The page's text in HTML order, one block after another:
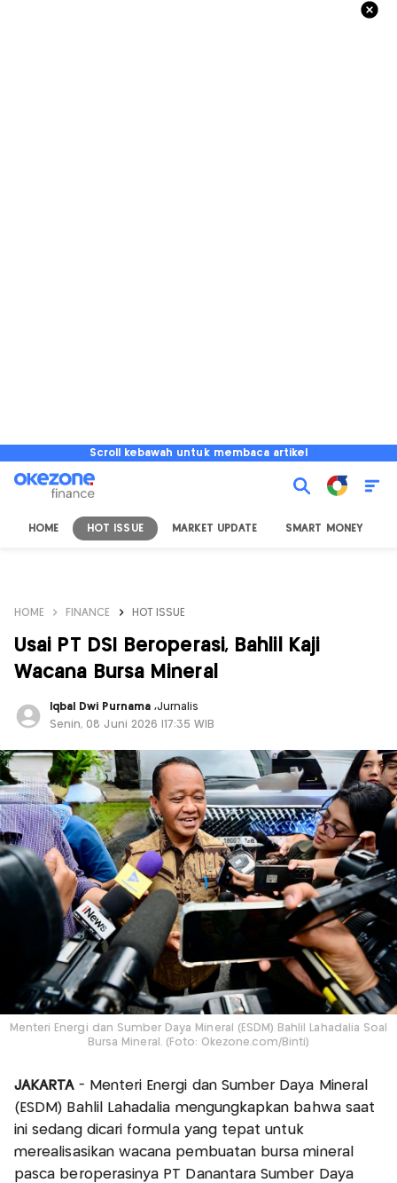
Scroll kebawah untuk membaca artikel
HOME HOT ISSUE MARKET UPDATE SMART MONEY
HOME FINANCE HOT ISSUE
Usai PT DSI Beroperasi, Bahlil Kaji
Wacana Bursa Mineral
Iqbal Dwi Purnama ,Jurnalis
Senin, 08 Juni 2026 |17:35 WIB
Menteri Energi dan Sumber Daya Mineral (ESDM) Bahlil Lahadalia Soal
Bursa Mineral. (Foto: Okezone.com/Binti)
JAKARTA - Menteri Energi dan Sumber Daya Mineral
(ESDM) Bahlil Lahadalia mengungkapkan bahwa saat
ini sedang dicari formula yang tepat untuk
merealisasikan wacana pembuatan bursa mineral
pasca beroperasinya PT Danantara Sumber Daya